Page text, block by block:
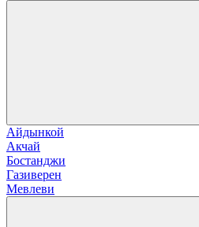
Айдынкой
Акчай
Бостанджи
Газиверен
Мевлеви